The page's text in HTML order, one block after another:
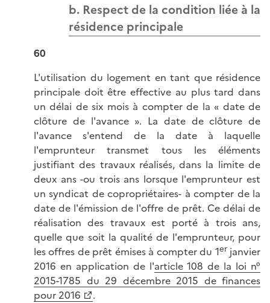
b. Respect de la condition liée à la
résidence principale
60
L'utilisation du logement en tant que résidence
principale doit être effective au plus tard dans
un délai de six mois à compter de la « date de
clôture de l'avance ». La date de clôture de
l'avance s'entend de la date à laquelle
l'emprunteur transmet tous les éléments
justifiant des travaux réalisés, dans la limite de
deux ans -ou trois ans lorsque l'emprunteur est
un syndicat de copropriétaires- à compter de la
date de l'émission de l'offre de prêt. Ce délai de
réalisation des travaux est porté à trois ans,
quelle que soit la qualité de l'emprunteur, pour
les offres de prêt émises à compter du 1erjanvier
2016 en application de l'article 108 de la loi n°
2015-1785 du 29 décembre 2015 de finances
pour 2016
.